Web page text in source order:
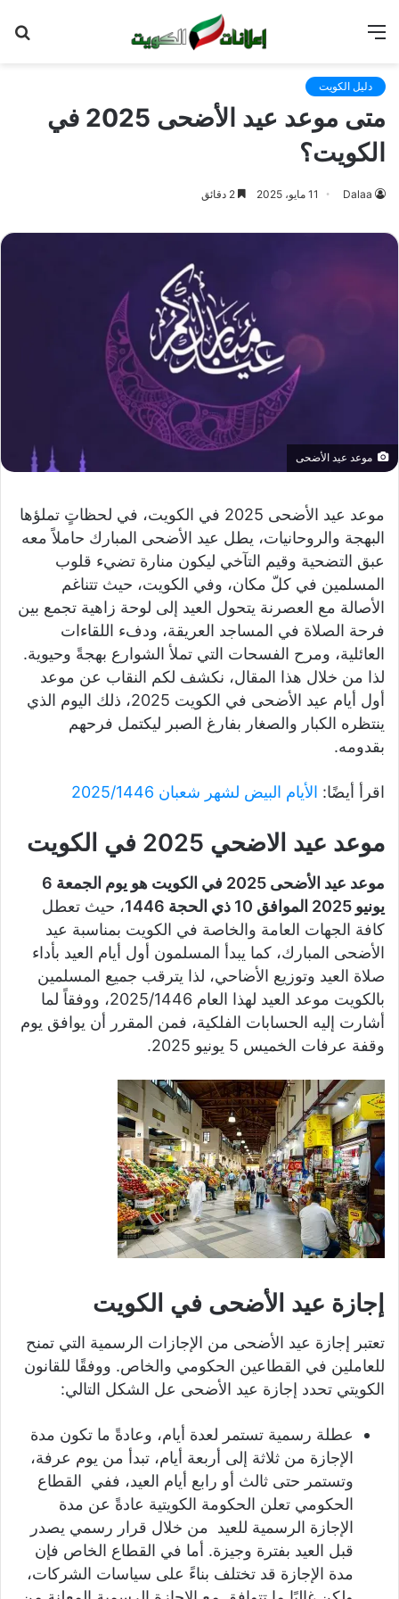
دليل الكويت
متى موعد عيد الأضحى 2025 في
الكويت؟
Dalaa 11 مايو، 2025
موعد عيد الأضحى
موعد عيد الأضحى 2025 في الكويت، في لحظاتٍ تملؤها
البهجة والروحانيات، يطل عيد الأضحى المبارك حاملاً معه
عبق التضحية وقيم التآخي ليكون منارة تضيء قلوب
المسلمين في كلّ مكان، وفي الكويت، حيث تتناغم
الأصالة مع العصرنة يتحول العيد إلى لوحة زاهية تجمع بين
فرحة الصلاة في المساجد العريقة، ودفء اللقاءات
العائلية، ومرح الفسحات التي تملأ الشوارع بهجةً وحيوية.
لذا من خلال هذا المقال، نكشف لكم النقاب عن موعد
أول أيام عيد الأضحى في الكويت 2025، ذلك اليوم الذي
ينتظره الكبار والصغار بفارغ الصبر ليكتمل فرحهم
بقدومه.
اقرأ أيضًا: الأيام البيض لشهر شعبان 2025/1446
موعد عيد الاضحي 2025 في الكويت
موعد عيد الأضحى 2025 في الكويت هو يوم الجمعة 6
يونيو 2025 الموافق 10 ذي الحجة 1446
، حيث تعطل
كافة الجهات العامة والخاصة في الكويت بمناسبة عيد
الأضحى المبارك، كما يبدأ المسلمون أول أيام العيد بأداء
صلاة العيد وتوزيع الأضاحي، لذا يترقب جميع المسلمين
بالكويت موعد العيد لهذا العام 2025/1446، ووفقاً لما
أشارت إليه الحسابات الفلكية، فمن المقرر أن يوافق يوم
وقفة عرفات الخميس 5 يونيو 2025.
إجازة عيد الأضحى في الكويت
تعتبر إجازة عيد الأضحى من الإجازات الرسمية التي تمنح
للعاملين في القطاعين الحكومي والخاص. ووفقًا للقانون
الكويتي تحدد إجازة عيد الأضحى عل الشكل التالي:
عطلة رسمية تستمر لعدة أيام، وعادةً ما تكون مدة
الإجازة من ثلاثة إلى أربعة أيام، تبدأ من يوم عرفة،
وتستمر حتى ثالث أو رابع أيام العيد، ففي القطاع
الحكومي تعلن الحكومة الكويتية عادةً عن مدة
الإجازة الرسمية للعيد من خلال قرار رسمي يصدر
قبل العيد بفترة وجيزة. أما في القطاع الخاص فإن
مدة الإجازة قد تختلف بناءً على سياسات الشركات،